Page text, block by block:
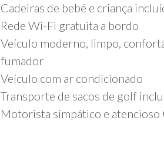
Cadeiras de bebé e criança
Rede Wi-Fi gratuita a bordo
Veículo moderno, limpo,
fumador
Veículo com ar condicionado
Transporte de sacos de golf
Motorista simpático e atencioso